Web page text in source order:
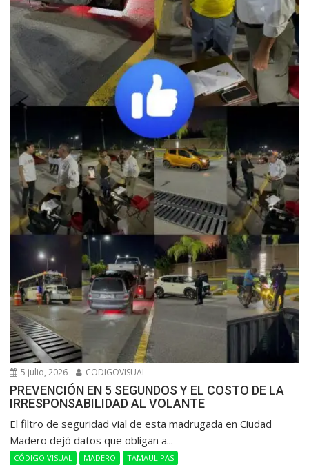
5 julio, 2026 CODIGOVISUAL
PREVENCIÓN EN 5 SEGUNDOS Y EL COSTO DE LA
IRRESPONSABILIDAD AL VOLANTE
​El filtro de seguridad vial de esta madrugada en Ciudad
Madero dejó datos que obligan a...
CÓDIGO VISUAL MADERO TAMAULIPAS